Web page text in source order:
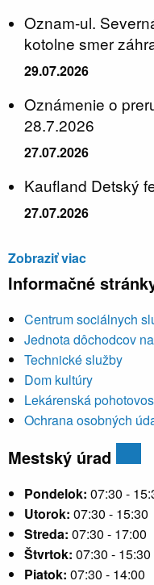
Oznam-ul.
kotolne smer
29.07.2026
Oznámenie o
28.7.2026
27.07.2026
Kaufland Detský
27.07.2026
Zobraziť viac
Informačné
Centrum sociálnych
Jednota dôchodcov
Technické služby
Dom kultúry
Lekárenská
Ochrana osobných
Mestský úrad
Pondelok: 07:30 -
Utorok: 07:30 - 15:30
Streda: 07:30 - 17:00
Štvrtok: 07:30 - 15:30
Piatok: 07:30 - 14:00